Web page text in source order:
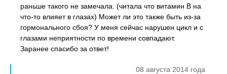
раньше такого не замечала. (читала что витамин В на
что-то влияет в глазах) Может ли это также быть из-за
гормонального сбоя? У меня сейчас нарушен цикл и с
глазами неприятности по времени совпадают.
Заранее спасибо за ответ!
08 августа 2014 года